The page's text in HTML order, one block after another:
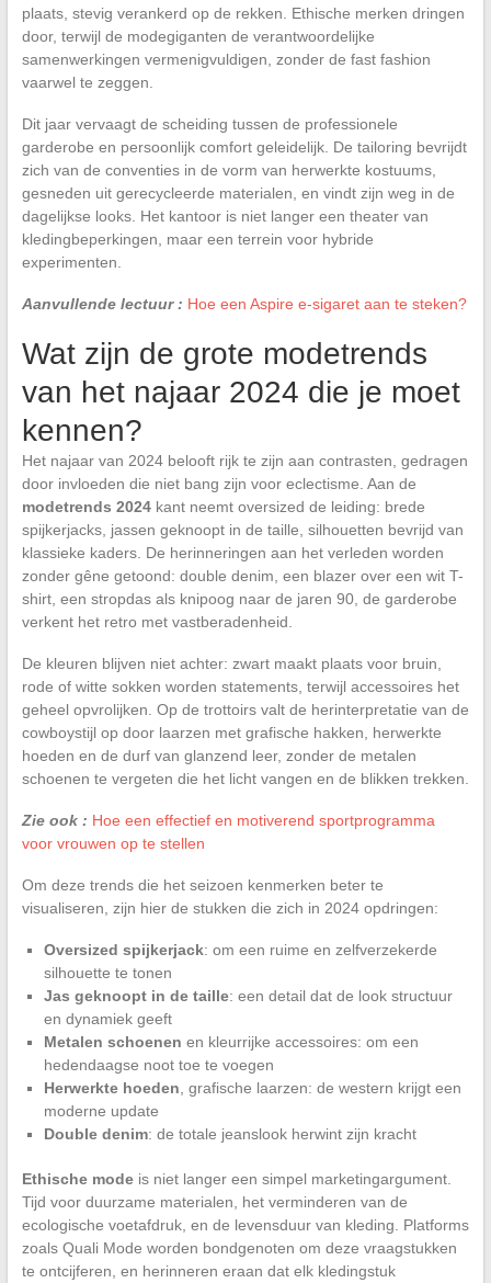
plaats, stevig verankerd op de rekken. Ethische merken dringen
door, terwijl de modegiganten de verantwoordelijke
samenwerkingen vermenigvuldigen, zonder de fast fashion
vaarwel te zeggen.
Dit jaar vervaagt de scheiding tussen de professionele
garderobe en persoonlijk comfort geleidelijk. De tailoring bevrijdt
zich van de conventies in de vorm van herwerkte kostuums,
gesneden uit gerecycleerde materialen, en vindt zijn weg in de
dagelijkse looks. Het kantoor is niet langer een theater van
kledingbeperkingen, maar een terrein voor hybride
experimenten.
Aanvullende lectuur : Hoe een Aspire e-sigaret aan te steken?
Wat zijn de grote modetrends
van het najaar 2024 die je moet
kennen?
Het najaar van 2024 belooft rijk te zijn aan contrasten, gedragen
door invloeden die niet bang zijn voor eclectisme. Aan de
modetrends 2024kant neemt oversized de leiding: brede
spijkerjacks, jassen geknoopt in de taille, silhouetten bevrijd van
klassieke kaders. De herinneringen aan het verleden worden
zonder gêne getoond: double denim, een blazer over een wit T-
shirt, een stropdas als knipoog naar de jaren 90, de garderobe
verkent het retro met vastberadenheid.
De kleuren blijven niet achter: zwart maakt plaats voor bruin,
rode of witte sokken worden statements, terwijl accessoires het
geheel opvrolijken. Op de trottoirs valt de herinterpretatie van de
cowboystijl op door laarzen met grafische hakken, herwerkte
hoeden en de durf van glanzend leer, zonder de metalen
schoenen te vergeten die het licht vangen en de blikken trekken.
Zie ook : Hoe een effectief en motiverend sportprogramma
voor vrouwen op te stellen
Om deze trends die het seizoen kenmerken beter te
visualiseren, zijn hier de stukken die zich in 2024 opdringen:
Oversized spijkerjack: om een ruime en zelfverzekerde
silhouette te tonen
Jas geknoopt in de taille: een detail dat de look structuur
en dynamiek geeft
Metalen schoenen en kleurrijke accessoires: om een
hedendaagse noot toe te voegen
Herwerkte hoeden , grafische laarzen: de western krijgt een
moderne update
Double denim: de totale jeanslook herwint zijn kracht
Ethische modeis niet langer een simpel marketingargument.
Tijd voor duurzame materialen, het verminderen van de
ecologische voetafdruk, en de levensduur van kleding. Platforms
zoals Quali Mode worden bondgenoten om deze vraagstukken
te ontcijferen, en herinneren eraan dat elk kledingstuk